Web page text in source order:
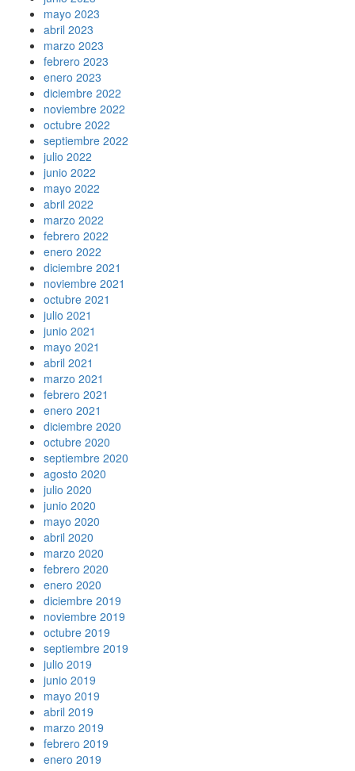
mayo 2023
abril 2023
marzo 2023
febrero 2023
enero 2023
diciembre 2022
noviembre 2022
octubre 2022
septiembre 2022
julio 2022
junio 2022
mayo 2022
abril 2022
marzo 2022
febrero 2022
enero 2022
diciembre 2021
noviembre 2021
octubre 2021
julio 2021
junio 2021
mayo 2021
abril 2021
marzo 2021
febrero 2021
enero 2021
diciembre 2020
octubre 2020
septiembre 2020
agosto 2020
julio 2020
junio 2020
mayo 2020
abril 2020
marzo 2020
febrero 2020
enero 2020
diciembre 2019
noviembre 2019
octubre 2019
septiembre 2019
julio 2019
junio 2019
mayo 2019
abril 2019
marzo 2019
febrero 2019
enero 2019